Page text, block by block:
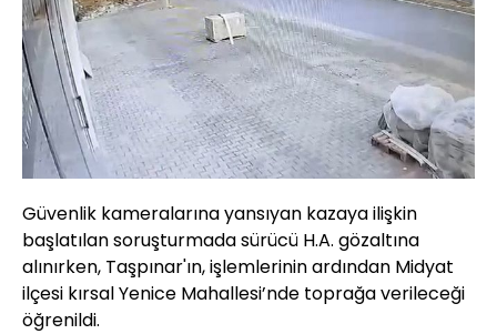
Güvenlik kameralarına yansıyan kazaya ilişkin
başlatılan soruşturmada sürücü H.A. gözaltına
alınırken, Taşpınar'ın, işlemlerinin ardından Midyat
ilçesi kırsal Yenice Mahallesi’nde toprağa verileceği
öğrenildi.